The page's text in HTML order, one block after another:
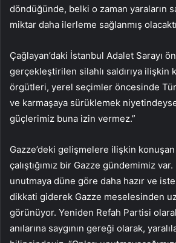
döndüğünde, belki o zaman yaraların
miktar daha ilerleme sağlanmış
Çağlayan’daki İstanbul Adalet Sarayı
gerçekleştirilen silahlı saldırıya ilişkin
örgütleri, yerel seçimler öncesinde
ve karmaşaya sürüklemek
güçlerimiz buna izin vermez.”
Gazze’deki gelişmelere ilişkin konuşan
çalıştığımız bir Gazze gündemimiz
unutmaya düne göre daha hazır ve
dikkati giderek Gazze meselesinden
görünüyor. Yeniden Refah Partisi
anılarına saygının gereği olarak,